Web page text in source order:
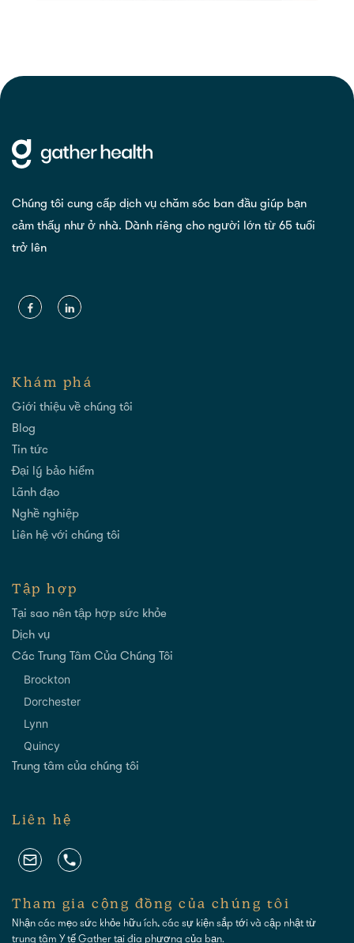
Chúng tôi cung cấp dịch vụ chăm sóc ban đầu giúp bạn
cảm thấy như ở nhà. Dành riêng cho người lớn từ 65 tuổi
trở lên
Khám phá
Giới thiệu về chúng tôi
Blog
Tin tức
Đại lý bảo hiểm
Lãnh đạo
Nghề nghiệp
Liên hệ với chúng tôi
Tập hợp
Tại sao nên tập hợp sức khỏe
Dịch vụ
Các Trung Tâm Của Chúng Tôi
Brockton
Dorchester
Lynn
Quincy
Trung tâm của chúng tôi
Liên hệ
Tham gia cộng đồng của chúng tôi
Nhận các mẹo sức khỏe hữu ích, các sự kiện sắp tới và cập nhật từ
trung tâm Y tế Gather tại địa phương của bạn.